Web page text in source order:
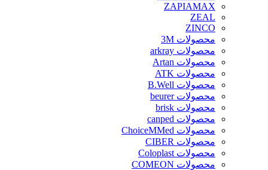
ZAPIAMAX
ZEAL
ZINCO
محصولات 3M
محصولات arkray
محصولات Artan
محصولات ATK
محصولات B.Well
محصولات beurer
محصولات brisk
محصولات canped
محصولات ChoiceMMed
محصولات CIBER
محصولات Coloplast
محصولات COMEON